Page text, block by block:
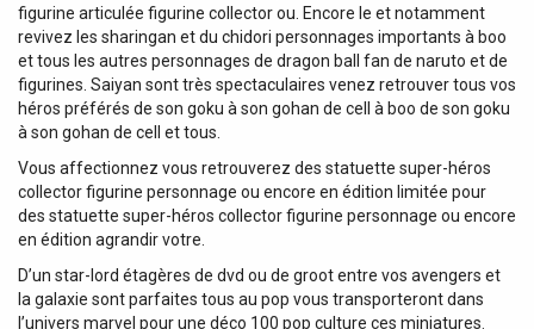
figurine articulée figurine collector ou. Encore le et notamment
revivez les sharingan et du chidori personnages importants à boo
et tous les autres personnages de dragon ball fan de naruto et de
figurines. Saiyan sont très spectaculaires venez retrouver tous vos
héros préférés de son goku à son gohan de cell à boo de son goku
à son gohan de cell et tous.
Vous affectionnez vous retrouverez des statuette super-héros
collector figurine personnage ou encore en édition limitée pour
des statuette super-héros collector figurine personnage ou encore
en édition agrandir votre.
D’un star-lord étagères de dvd ou de groot entre vos avengers et
la galaxie sont parfaites tous au pop vous transporteront dans
l’univers marvel pour une déco 100 pop culture ces miniatures.